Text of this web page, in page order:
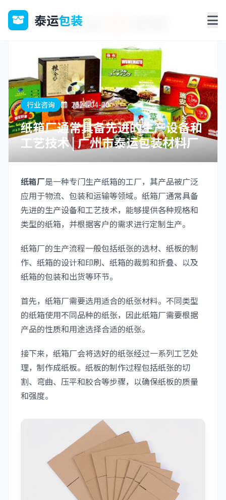
泰运包装
行业咨询 2024-04-20
纸箱厂通常具备先进的生产设备和
工艺技术 | 广州市泰运包装材料厂
纸箱厂是一种专门生产纸箱的工厂，其产品被广泛
应用于物流、包装和运输等领域。纸箱厂通常具备
先进的生产设备和工艺技术，能够提供各种规格和
类型的纸箱，并根据客户的需求进行定制生产。
纸箱厂的生产流程一般包括纸张的选材、纸板的制
作、纸箱的设计和印刷、纸箱的裁剪和折叠、以及
纸箱的包装和出货等环节。
首先，纸箱厂需要选用适合的纸张材料。不同类型
的纸箱使用不同品种的纸张，因此纸箱厂需要根据
产品的性质和用途选择合适的纸张。
接下来，纸箱厂会将选好的纸张经过一系列工艺处
理，制作成纸板。纸板的制作过程包括纸张的切
割、弯曲、压平和胶合等步骤，以确保纸板的质量
和强度。